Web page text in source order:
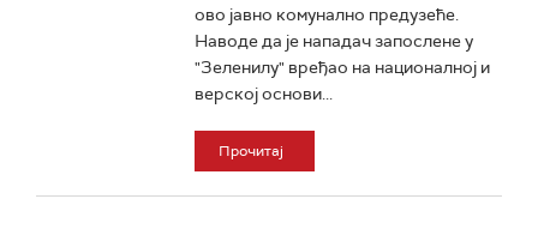
ово јавно комунално предузеће.
Наводе да је нападач запослене у
"Зеленилу" вређао на националној и
верској основи...
Прочитај